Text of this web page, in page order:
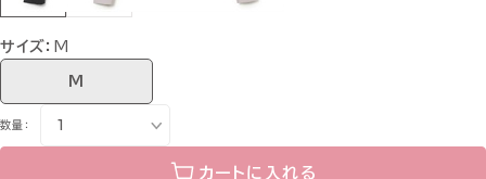
サイズ： M
M
数量：
カートに入れる